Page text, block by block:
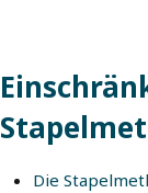
Die